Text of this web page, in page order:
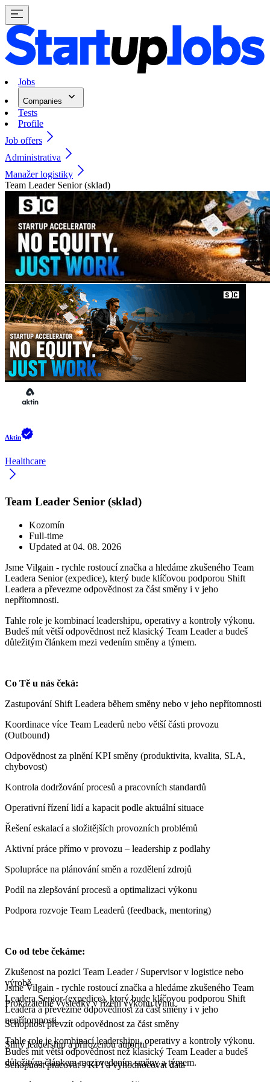
Jobs
Companies
Tests
Profile
Job offers
Administrativa
Manažer logistiky
Team Leader Senior (sklad)
Aktin
Healthcare
Team Leader Senior (sklad)
Kozomín
Full-time
Updated at 04. 08. 2026
Jsme Vilgain - rychle rostoucí značka a hledáme zkušeného Team
Leadera Senior (expedice), který bude klíčovou podporou Shift
Leadera a převezme odpovědnost za část směny i v jeho
nepřítomnosti.
Tahle role je kombinací leadershipu, operativy a kontroly výkonu.
Budeš mít větší odpovědnost než klasický Team Leader a budeš
důležitým článkem mezi vedením směny a týmem.
Co Tě u nás čeká:
Zastupování Shift Leadera během směny nebo v jeho nepřítomnosti
Koordinace více Team Leaderů nebo větší části provozu
(Outbound)
Odpovědnost za plnění KPI směny (produktivita, kvalita, SLA,
chybovost)
Kontrola dodržování procesů a pracovních standardů
Operativní řízení lidí a kapacit podle aktuální situace
Řešení eskalací a složitějších provozních problémů
Aktivní práce přímo v provozu – leadership z podlahy
Spolupráce na plánování směn a rozdělení zdrojů
Podíl na zlepšování procesů a optimalizaci výkonu
Podpora rozvoje Team Leaderů (feedback, mentoring)
Co od tebe čekáme:
Zkušenost na pozici Team Leader / Supervisor v logistice nebo
výrobě
Prokazatelné výsledky v řízení výkonu týmu
Schopnost převzít odpovědnost za část směny
Silný leadership a přirozenou autoritu
Schopnost pracovat s KPI a vyhodnocovat data
Jsme Vilgain - rychle rostoucí značka a hledáme zkušeného Team
Leadera Senior (expedice), který bude klíčovou podporou Shift
Leadera a převezme odpovědnost za část směny i v jeho
nepřítomnosti.
Tahle role je kombinací leadershipu, operativy a kontroly výkonu.
Budeš mít větší odpovědnost než klasický Team Leader a budeš
důležitým článkem mezi vedením směny a týmem.